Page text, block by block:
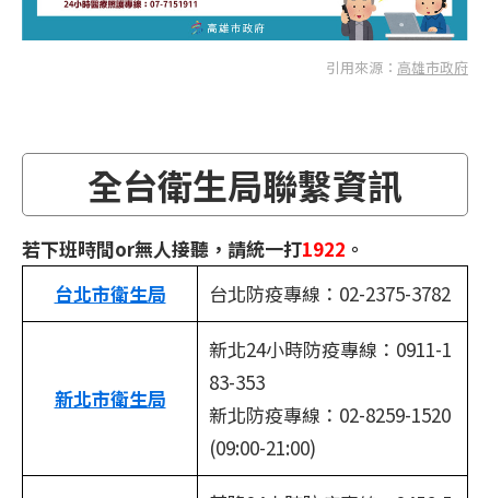
引用來源： 高雄市政府
全台衛生局聯繫資訊
若下班時間or無人接聽，請統一打1922 。
台北市衛生局
台北防疫專線：02-2375-3782
新北市衛生局
新北24小時防疫專線：0911-1
83-353
新北防疫專線：02-8259-1520
(09:00-21:00)